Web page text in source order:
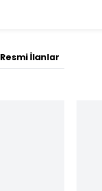
Resmi İlanlar